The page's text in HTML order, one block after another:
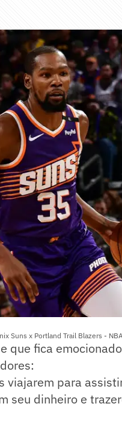
Suns x Portland Trail Blazers -
que fica
viajarem para
seu dinheiro e